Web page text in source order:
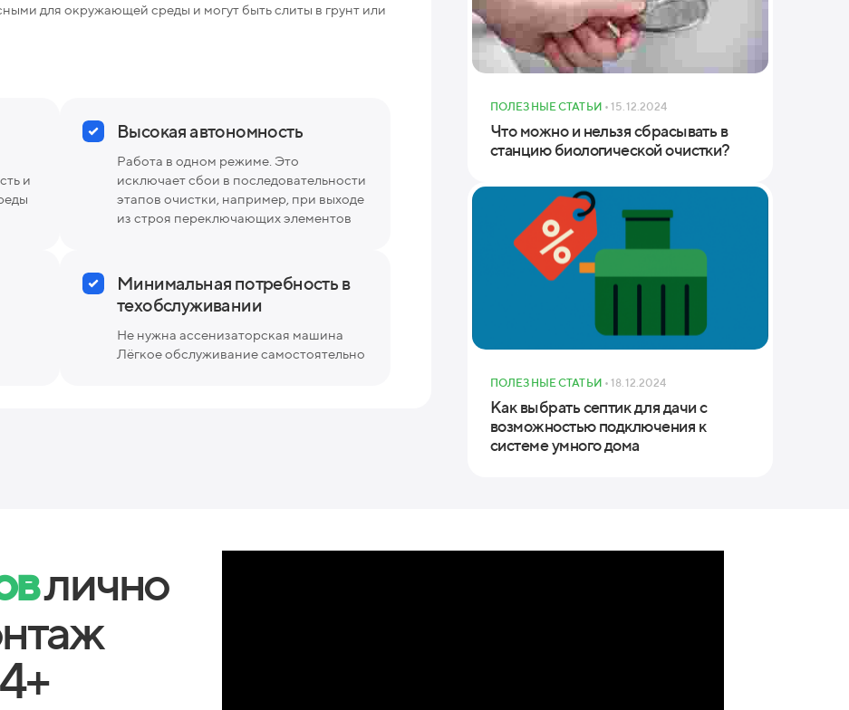
для окружающей среды и могут быть слиты в грунт или
и
Высокая автономность
Работа в одном режиме. Это
исключает сбои в последовательности
этапов очистки, например, при выходе
из строя переключающих элементов
Минимальная потребность в
техобслуживании
Не нужна ассенизаторская машина
Лёгкое обслуживание самостоятельно
ПОЛЕЗНЫЕ СТАТЬИ • 15.12.2024
Что можно и нельзя сбрасывать в
станцию биологической очистки?
ПОЛЕЗНЫЕ СТАТЬИ • 18.12.2024
Как выбрать септик для дачи с
возможностью подключения к
системе умного дома
лично